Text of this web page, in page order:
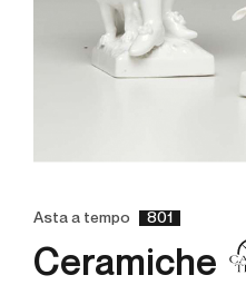
Asta a tempo 801
Ceramiche